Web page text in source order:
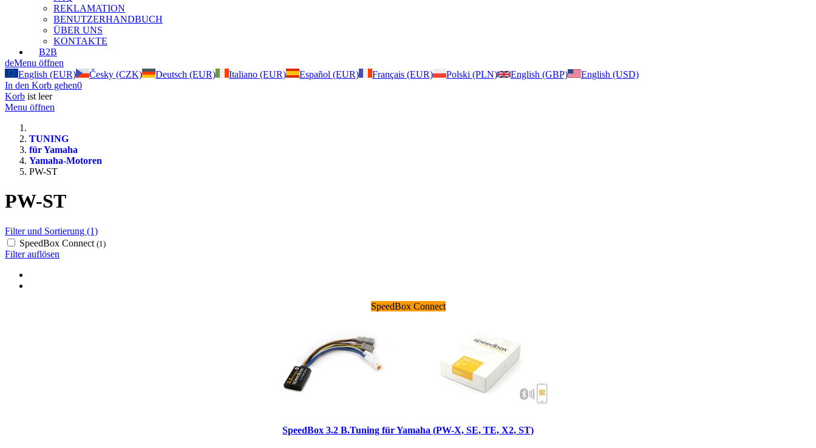
REKLAMATION
BENUTZERHANDBUCH
ÜBER UNS
KONTAKTE
B2B
deMenu öffnen
English (EUR)
Česky (CZK) Deutsch (EUR) Italiano (EUR) Español (EUR) Français (EUR) Polski (PLN) English (GBP)
English (USD)
In den Korb gehen0
Korb ist leer
Menu öffnen
TUNING
für Yamaha
Yamaha-Motoren
PW-ST
PW-ST
Filter und Sortierung (1)
SpeedBox Connect (1)
Filter auflösen
SpeedBox Connect
SpeedBox 3.2 B.Tuning für Yamaha (PW-X, SE, TE, X2, ST)